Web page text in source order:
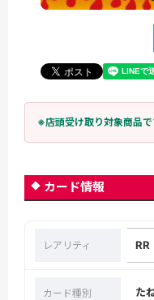
※店頭受け取り対象商品で
カード情報
レアリティ RR
カード種別 た